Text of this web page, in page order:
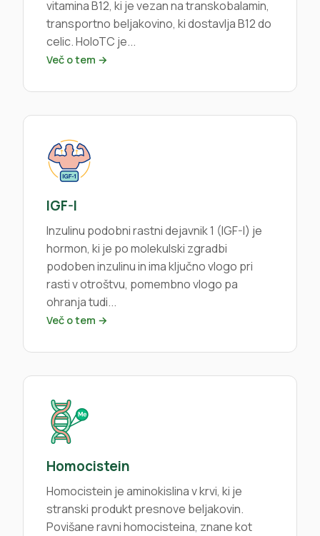
vitamina B12, ki je vezan na transkobalamin,
transportno beljakovino, ki dostavlja B12 do
celic. HoloTC je...
Več o tem →
IGF-I
Inzulinu podobni rastni dejavnik 1 (IGF-I) je
hormon, ki je po molekulski zgradbi
podoben inzulinu in ima ključno vlogo pri
rasti v otroštvu, pomembno vlogo pa
ohranja tudi...
Več o tem →
Homocistein
Homocistein je aminokislina v krvi, ki je
stranski produkt presnove beljakovin.
Povišane ravni homocisteina, znane kot